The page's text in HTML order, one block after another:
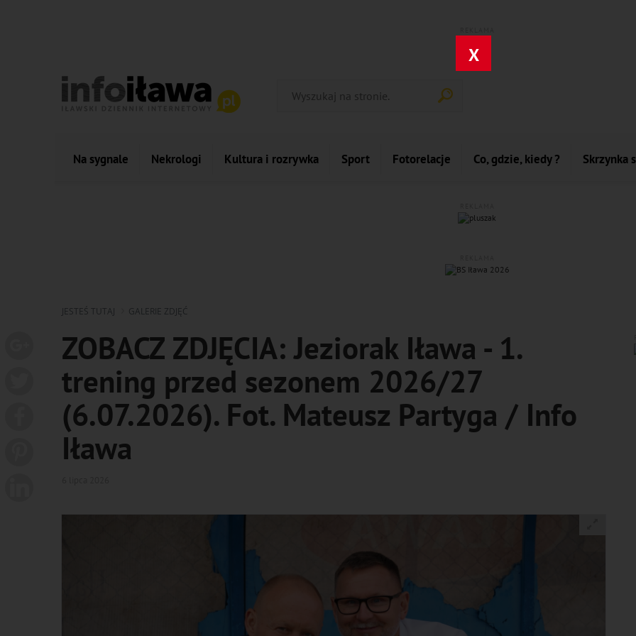
X
Na sygnale Nekrologi Kultura i rozrywka Sport Fotorelacje Co, gdzie, kiedy ? Skrzynka
JESTEŚ TUTAJ GALERIE ZDJĘĆ
ZOBACZ ZDJĘCIA: Jeziorak Iława - 1.
trening przed sezonem 2026/27
(6.07.2026). Fot. Mateusz Partyga / Info
Iława